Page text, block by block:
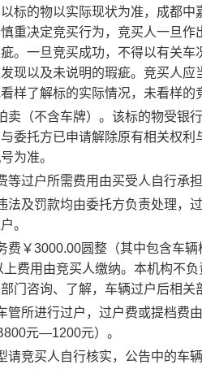
标的物以实际现状为准，成都
重决定竞买行为，竞买人一旦
。一旦竞买成功，不得以有关
现以及未说明的瑕疵。竞买人
样了解标的实际情况，未看样
卖（不含车牌）。该标的物受银
委托方已申请解除原有相关权
为准。
等过户所需费用由买受人自行承
法及罚款均由委托方负责处理，
。
费￥3000.00圆整（其中包含车
费用由竞买人缴纳。 本机构不
门咨询、了解，车辆过户后相
管所进行过户， 过户费或提档费
元—1200元）。
请竞买人自行核实，公告中的车